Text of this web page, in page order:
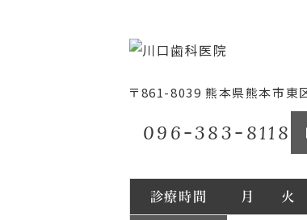
〒861-8039 熊本県熊本市東
096-383-8118
診療時間 月 火